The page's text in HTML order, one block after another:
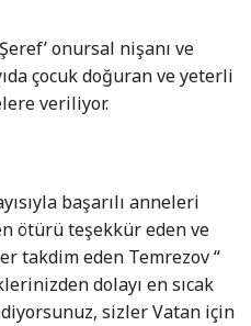
onursal nişanı ve
çocuk doğuran ve yeterli
veriliyor.
başarılı anneleri
ötürü teşekkür eden ve
takdim eden Temrezov “
dolayı en sıcak
sizler Vatan için